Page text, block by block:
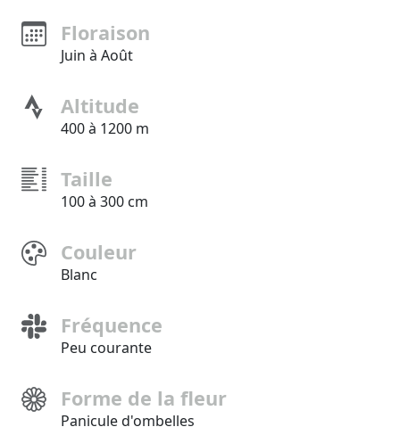
Floraison
Juin à Août
Altitude
400 à 1200 m
Taille
100 à 300 cm
Couleur
Blanc
Fréquence
Peu courante
Forme de la fleur
Panicule d'ombelles